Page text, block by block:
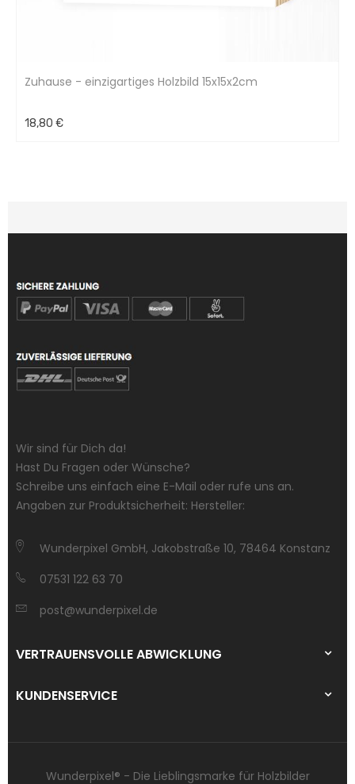
Zuhause - einzigartiges Holzbild 15x15x2cm
18,80 €
Wir sind für Dich da!
Hast Du Fragen oder Wünsche?
Schreibe uns einfach eine E-Mail oder rufe uns an.
Angaben zur Produktsicherheit: Hersteller:
Wunderpixel GmbH, Jakobstraße 10, 78464 Konstanz
07531 122 63 70
post@wunderpixel.de
VERTRAUENSVOLLE ABWICKLUNG
KUNDENSERVICE
Wunderpixel® - Die Lieblingsmarke für Holzbilder